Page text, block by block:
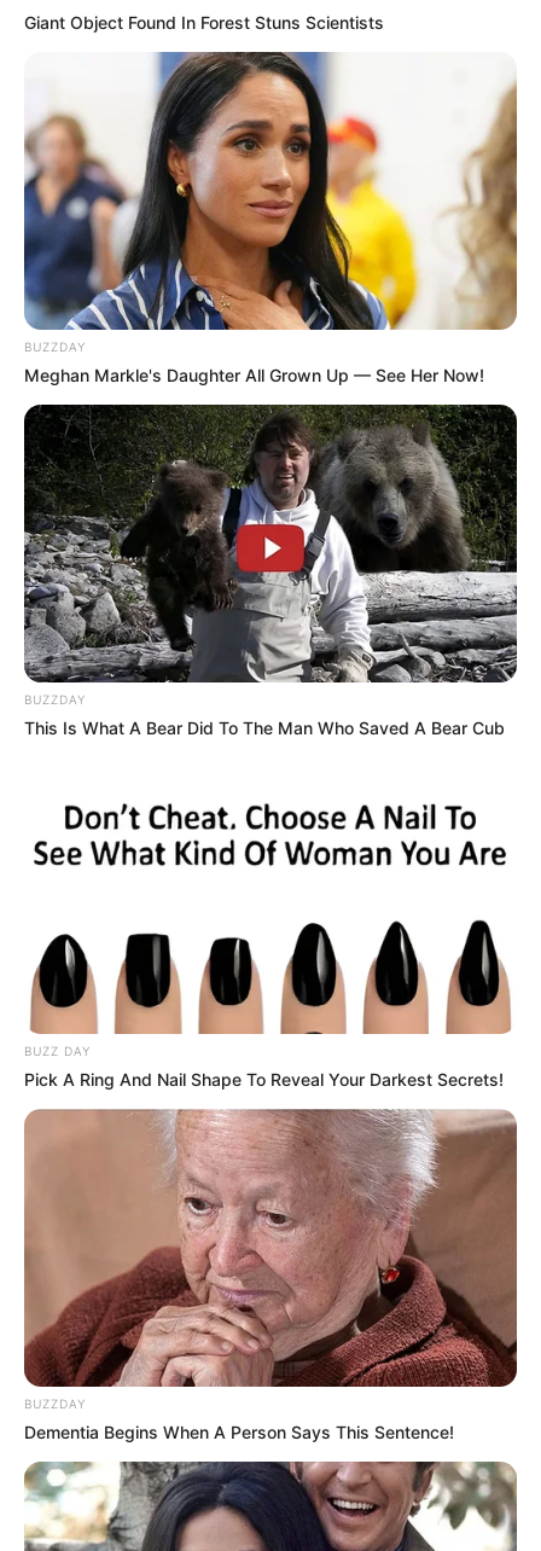
Giant Object Found In Forest Stuns Scientists
BUZZDAY
Meghan Markle's Daughter All Grown Up — See Her Now!
BUZZDAY
This Is What A Bear Did To The Man Who Saved A Bear Cub
BUZZ DAY
Pick A Ring And Nail Shape To Reveal Your Darkest Secrets!
BUZZDAY
Dementia Begins When A Person Says This Sentence!